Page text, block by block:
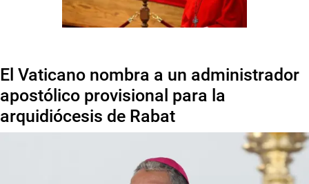
El Vaticano nombra a un administrador
apostólico provisional para la
arquidiócesis de Rabat